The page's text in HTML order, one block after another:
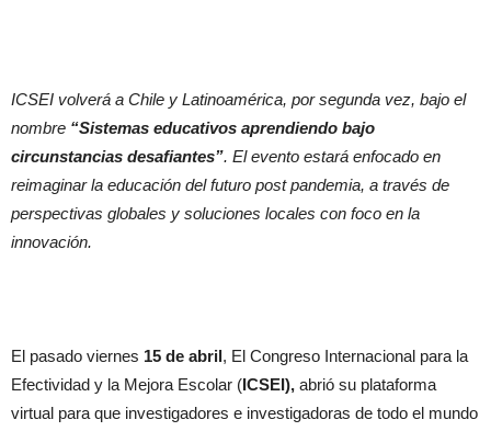
ICSEI volverá a Chile y Latinoamérica, por segunda vez, bajo el
nombre “Sistemas educativos aprendiendo bajo
circunstancias desafiantes”. El evento estará enfocado en
reimaginar la educación del futuro post pandemia, a través de
perspectivas globales y soluciones locales con foco en la
innovación.
El pasado viernes 15 de abril, El Congreso Internacional para la
Efectividad y la Mejora Escolar (ICSEI), abrió su plataforma
virtual para que investigadores e investigadoras de todo el mundo